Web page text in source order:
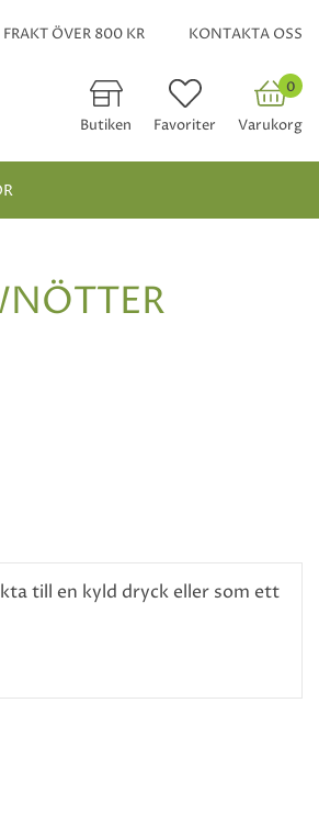
ÖVER 800 KR KONTAKTA OSS
Butiken Favoriter
0
Varukorg
till en kyld dryck eller som ett